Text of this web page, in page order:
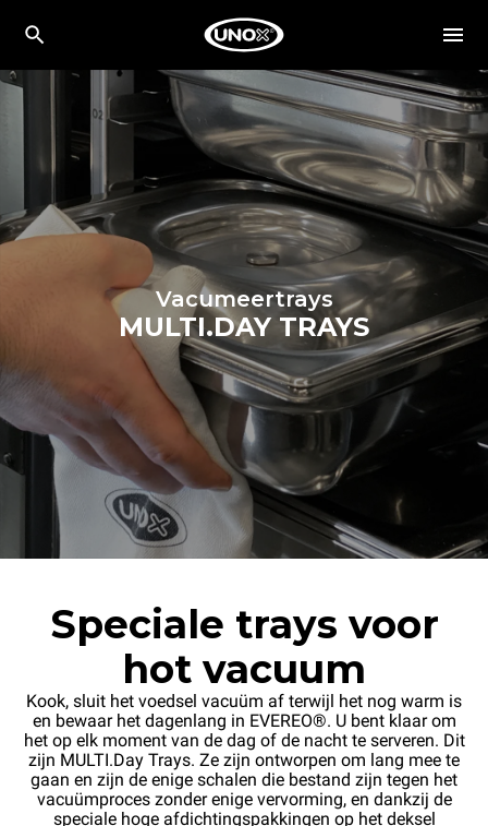
Vacumeertrays
MULTI.DAY TRAYS
Speciale trays voor
hot vacuum
Kook, sluit het voedsel vacuüm af terwijl het nog warm is
en bewaar het dagenlang in EVEREO®. U bent klaar om
het op elk moment van de dag of de nacht te serveren. Dit
zijn MULTI.Day Trays. Ze zijn ontworpen om lang mee te
gaan en zijn de enige schalen die bestand zijn tegen het
vacuümproces zonder enige vervorming, en dankzij de
speciale hoge afdichtingspakkingen op het deksel